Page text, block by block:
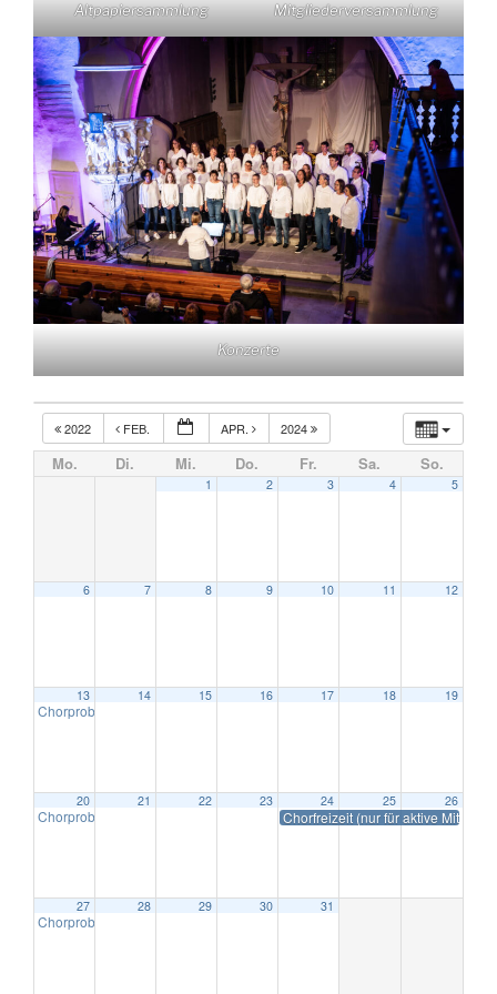
Altpapiersammlung Mitgliederversammlung
Konzerte
2022 FEB. APR. 2024
Mo. Di. Mi. Do. Fr. Sa. So.
1 2 3 4 5
6 7 8 9 10 11 12
13
Chorprobe
14 15 16 17 18 19
20
Chorprobe
21 22 23 24
Chorfreizeit (nur für aktive
25 26
27
Chorprobe
28 29 30 31